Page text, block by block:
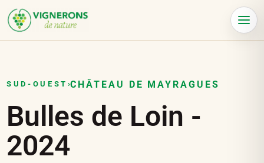
Menu
SUD-OUEST›CHÂTEAU DE MAYRAGUES
Bulles de Loin -
2024
Panneau de gestion des cookies